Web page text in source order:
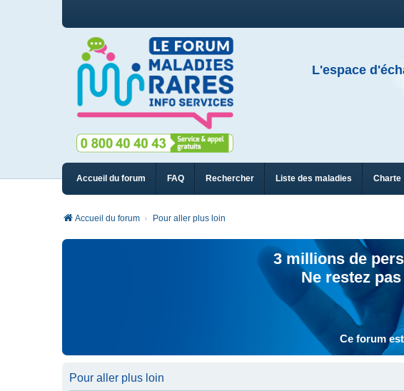
L'espace
Accueil du forum FAQ Rechercher Liste des maladies Charte
Accueil du forum Pour aller plus loin
3 millions de
Ne restez
Ce forum
Pour aller plus loin